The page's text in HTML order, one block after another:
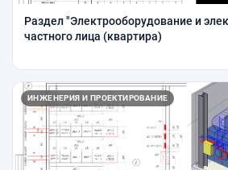
Раздел "Электрооборудование и
частного лица (квартира)
ИНЖЕНЕРИЯ И ПРОЕКТИРОВАНИЕ